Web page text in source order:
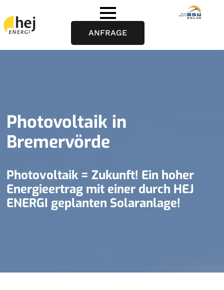
ANFRAGE
Photovoltaik in
Bremervörde
Photovoltaik = Zukunft! Ein hoher
Energieertrag mit einer durch HEJ
ENERGI geplanten Solaranlage!